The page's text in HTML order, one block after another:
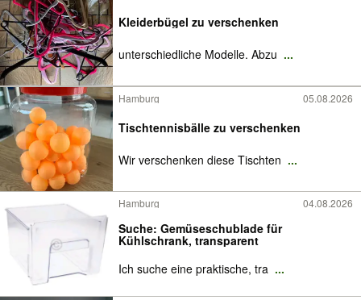
Kleiderbügel zu verschenken
unterschiedliche Modelle. Abzu ...
Hamburg 05.08.2026
Tischtennisbälle zu verschenken
Wir verschenken diese Tischten ...
Hamburg 04.08.2026
Suche: Gemüseschublade für
Kühlschrank, transparent
Ich suche eine praktische, tra ...